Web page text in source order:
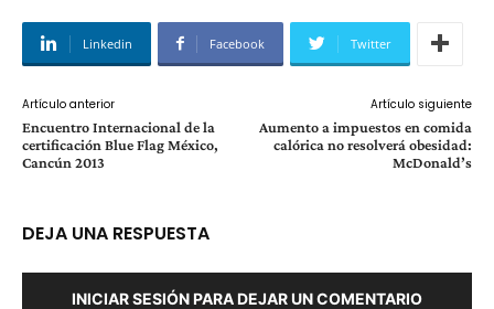
Linkedin Facebook Twitter
Artículo anterior
Encuentro Internacional de la
certificación Blue Flag México,
Cancún 2013
Artículo siguiente
Aumento a impuestos en comida
calórica no resolverá obesidad:
McDonald’s
DEJA UNA RESPUESTA
INICIAR SESIÓN PARA DEJAR UN COMENTARIO